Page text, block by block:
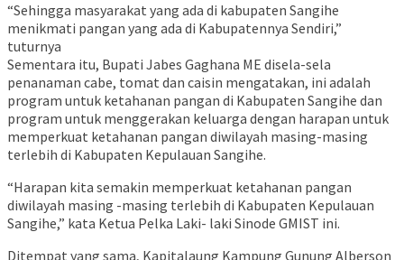
“Sehingga masyarakat yang ada di kabupaten Sangihe
menikmati pangan yang ada di Kabupatennya Sendiri,”
tuturnya
Sementara itu, Bupati Jabes Gaghana ME disela-sela
penanaman cabe, tomat dan caisin mengatakan, ini adalah
program untuk ketahanan pangan di Kabupaten Sangihe dan
program untuk menggerakan keluarga dengan harapan untuk
memperkuat ketahanan pangan diwilayah masing-masing
terlebih di Kabupaten Kepulauan Sangihe.
“Harapan kita semakin memperkuat ketahanan pangan
diwilayah masing -masing terlebih di Kabupaten Kepulauan
Sangihe,” kata Ketua Pelka Laki- laki Sinode GMIST ini.
Ditempat yang sama, Kapitalaung Kampung Gunung Alberson